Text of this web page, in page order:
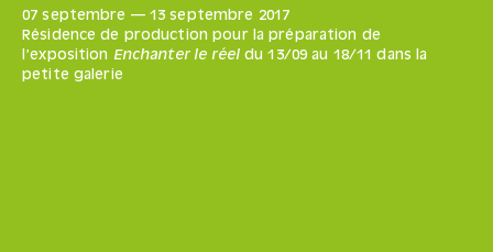
07 septembre — 13 septembre 2017
Résidence de production pour la préparation de
l’exposition Enchanter le réeldu 13/09 au 18/11 dans la
petite galerie